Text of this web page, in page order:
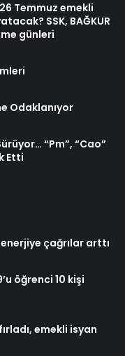
Temmuz emekli
SSK, BAĞKUR
günleri
Odaklanıyor
“Pm”, “Cao”
Etti
çağrılar arttı
öğrenci 10 kişi
emekli isyan